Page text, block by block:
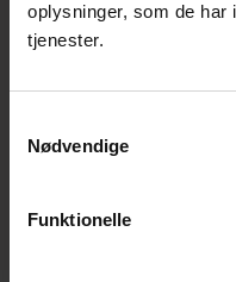
oplysninger, som de har
tjenester.
Nødvendige
Funktionelle